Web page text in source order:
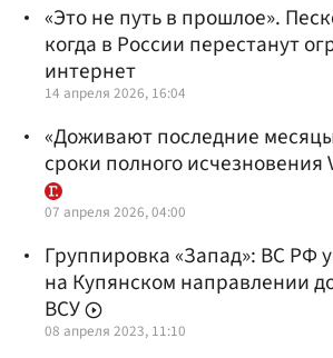
«Это не путь в прошлое».
когда в России перестанут
интернет
14 апреля 2026, 16:04
«Доживают последние
сроки полного исчезновения
07 апреля 2026, 04:00
Группировка «Запад»: ВС РФ
на Купянском направлении
ВСУ
08 апреля 2023, 11:10